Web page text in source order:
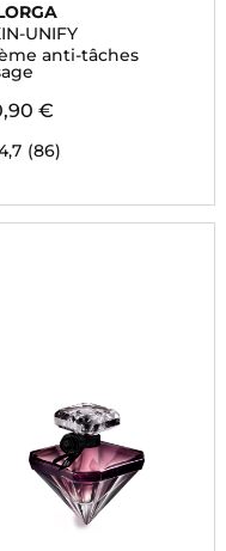
UNIFY
anti-tâches
€
(86)